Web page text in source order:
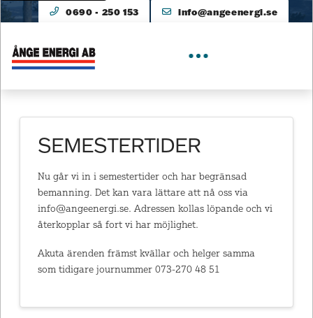
0690 - 250 153 info@angeenergi.se
SEMESTERTIDER
Nu går vi in i semestertider och har begränsad
bemanning. Det kan vara lättare att nå oss via
info@angeenergi.se. Adressen kollas löpande och vi
återkopplar så fort vi har möjlighet.
Akuta ärenden främst kvällar och helger samma
som tidigare journummer 073-270 48 51